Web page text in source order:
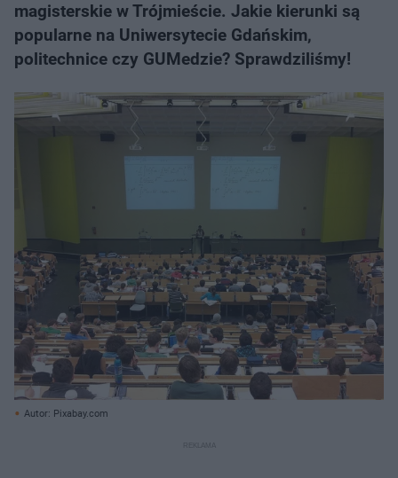
magisterskie w Trójmieście. Jakie kierunki są
popularne na Uniwersytecie Gdańskim,
politechnice czy GUMedzie? Sprawdziliśmy!
Autor: Pixabay.com